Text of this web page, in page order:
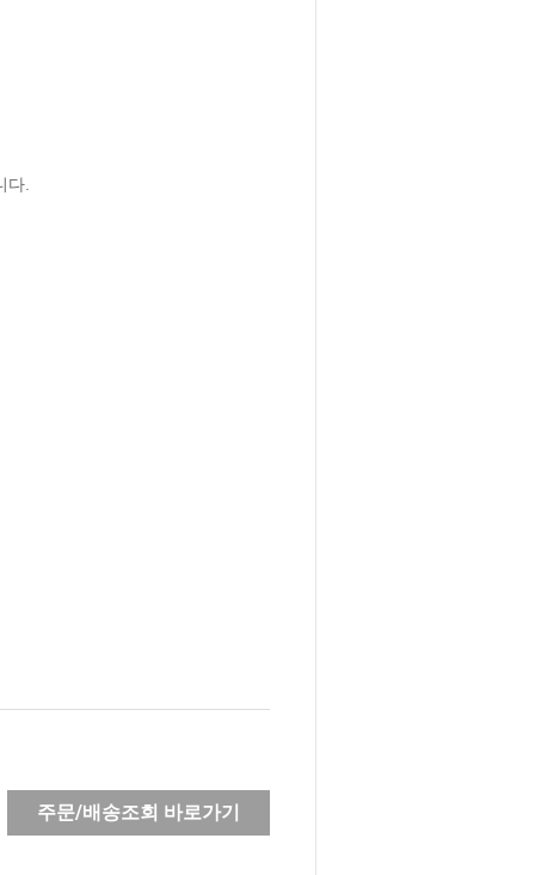
다.
주문/배송조회 바로가기